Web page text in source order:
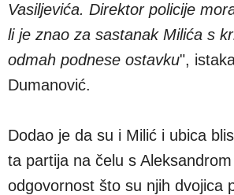
Vasiljevića. Direktor policije
li je znao za sastanak Milića s
odmah podnese ostavku",
Dumanović.
Dodao je da su i Milić i ubica
ta partija na čelu s
odgovornost što su njih dvojica